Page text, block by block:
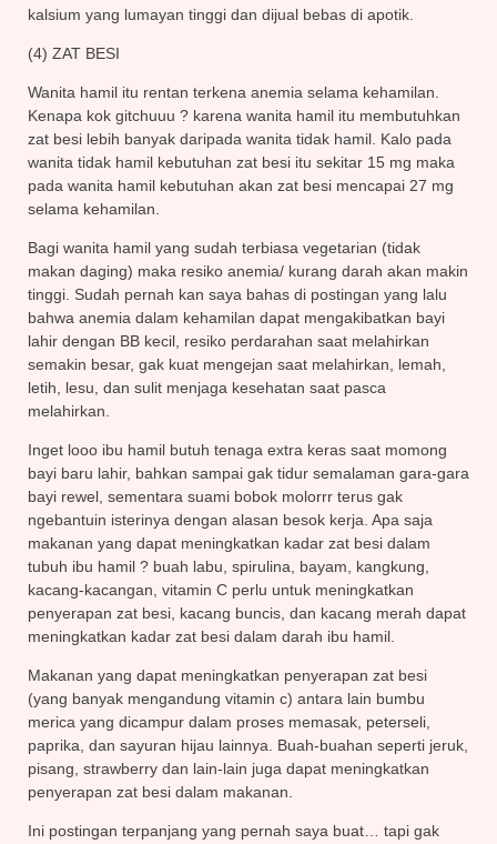
kalsium yang lumayan tinggi dan dijual bebas di apotik.
(4) ZAT BESI
Wanita hamil itu rentan terkena anemia selama kehamilan.
Kenapa kok gitchuuu ? karena wanita hamil itu membutuhkan
zat besi lebih banyak daripada wanita tidak hamil. Kalo pada
wanita tidak hamil kebutuhan zat besi itu sekitar 15 mg maka
pada wanita hamil kebutuhan akan zat besi mencapai 27 mg
selama kehamilan.
Bagi wanita hamil yang sudah terbiasa vegetarian (tidak
makan daging) maka resiko anemia/ kurang darah akan makin
tinggi. Sudah pernah kan saya bahas di postingan yang lalu
bahwa anemia dalam kehamilan dapat mengakibatkan bayi
lahir dengan BB kecil, resiko perdarahan saat melahirkan
semakin besar, gak kuat mengejan saat melahirkan, lemah,
letih, lesu, dan sulit menjaga kesehatan saat pasca
melahirkan.
Inget looo ibu hamil butuh tenaga extra keras saat momong
bayi baru lahir, bahkan sampai gak tidur semalaman gara-gara
bayi rewel, sementara suami bobok molorrr terus gak
ngebantuin isterinya dengan alasan besok kerja. Apa saja
makanan yang dapat meningkatkan kadar zat besi dalam
tubuh ibu hamil ? buah labu, spirulina, bayam, kangkung,
kacang-kacangan, vitamin C perlu untuk meningkatkan
penyerapan zat besi, kacang buncis, dan kacang merah dapat
meningkatkan kadar zat besi dalam darah ibu hamil.
Makanan yang dapat meningkatkan penyerapan zat besi
(yang banyak mengandung vitamin c) antara lain bumbu
merica yang dicampur dalam proses memasak, peterseli,
paprika, dan sayuran hijau lainnya. Buah-buahan seperti jeruk,
pisang, strawberry dan lain-lain juga dapat meningkatkan
penyerapan zat besi dalam makanan.
Ini postingan terpanjang yang pernah saya buat… tapi gak